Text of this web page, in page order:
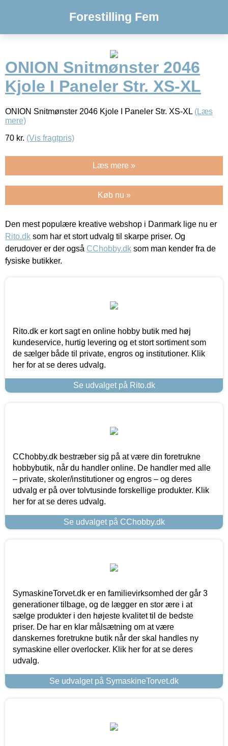
Forestilling Fem
ONION Snitmønster 2046
Kjole I Paneler Str. XS-XL
ONION Snitmønster 2046 Kjole I Paneler Str. XS-XL (Læs
mere)
70 kr. (Vis fragtpris)
Læs mere »
Køb nu »
Den mest populære kreative webshop i Danmark lige nu er
Rito.dk som har et stort udvalg til skarpe priser. Og
derudover er der også CChobby.dk som man kender fra de
fysiske butikker.
Rito.dk er kort sagt en online hobby butik med høj
kundeservice, hurtig levering og et stort sortiment som
de sælger både til private, engros og institutioner. Klik
her for at se deres udvalg.
Se udvalget på Rito.dk
CChobby.dk bestræber sig på at være din foretrukne
hobbybutik, når du handler online. De handler med alle
– private, skoler/institutioner og engros – og deres
udvalg er på over tolvtusinde forskellige produkter. Klik
her for at se deres udvalg.
Se udvalget på CChobby.dk
SymaskineTorvet.dk er en familievirksomhed der går 3
generationer tilbage, og de lægger en stor ære i at
sælge produkter i den højeste kvalitet til de bedste
priser. De har en klar målsætning om at være
danskernes foretrukne butik når der skal handles ny
symaskine eller overlocker. Klik her for at se deres
udvalg.
Se udvalget på SymaskineTorvet.dk